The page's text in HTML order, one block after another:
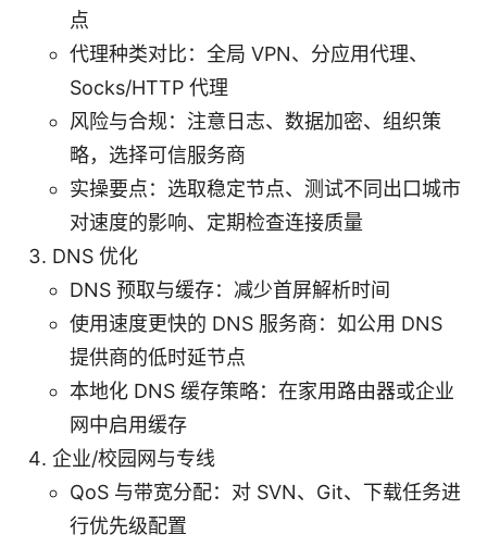
点
代理种类对比：全局 VPN、分应用代理、
Socks/HTTP 代理
风险与合规：注意日志、数据加密、组织策
略，选择可信服务商
实操要点：选取稳定节点、测试不同出口城市
对速度的影响、定期检查连接质量
DNS 优化
DNS 预取与缓存：减少首屏解析时间
使用速度更快的 DNS 服务商：如公用 DNS
提供商的低时延节点
本地化 DNS 缓存策略：在家用路由器或企业
网中启用缓存
企业/校园网与专线
QoS 与带宽分配：对 SVN、Git、下载任务进
行优先级配置